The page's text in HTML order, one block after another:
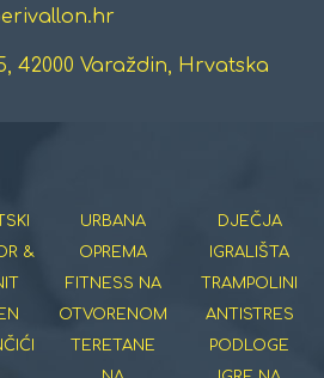
42000 Varaždin, Hrvatska
&
URBANA
OPREMA
FITNESS NA
OTVORENOM
TERETANE
DJEČJA
IGRALIŠTA
TRAMPOLINI
ANTISTRES
PODLOGE